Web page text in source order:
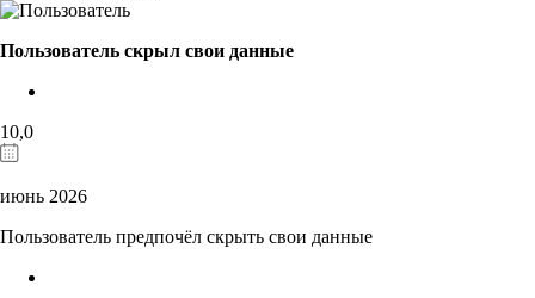
Пользователь скрыл свои данные
10,0
июнь 2026
Пользователь предпочёл скрыть свои данные